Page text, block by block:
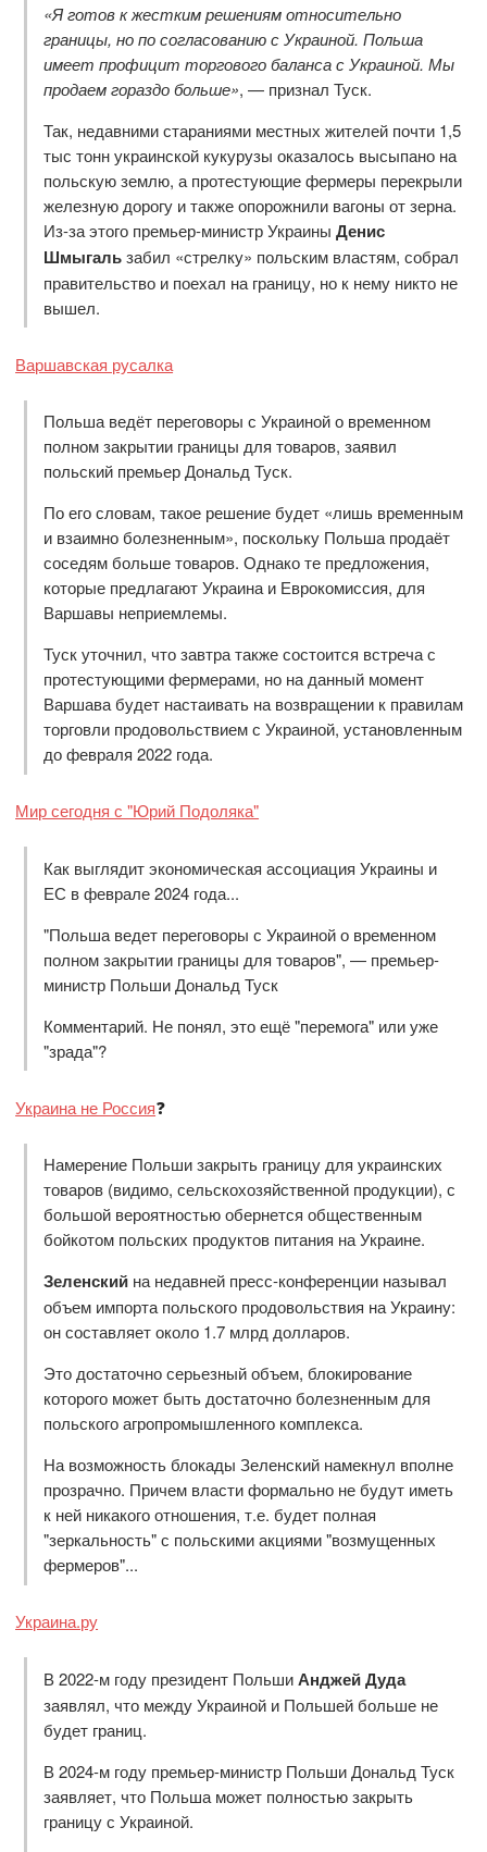
«Я готов к жестким решениям относительно
границы, но по согласованию с Украиной. Польша
имеет профицит торгового баланса с Украиной. Мы
продаем гораздо больше», — признал Туск.
Так, недавними стараниями местных жителей почти 1,5
тыс тонн украинской кукурузы оказалось высыпано на
польскую землю, а протестующие фермеры перекрыли
железную дорогу и также опорожнили вагоны от зерна.
Из-за этого премьер-министр Украины Денис
Шмыгальзабил «стрелку» польским властям, собрал
правительство и поехал на границу, но к нему никто не
вышел.
Варшавская русалка
Польша ведёт переговоры с Украиной о временном
полном закрытии границы для товаров, заявил
польский премьер Дональд Туск.
По его словам, такое решение будет «лишь временным
и взаимно болезненным», поскольку Польша продаёт
соседям больше товаров. Однако те предложения,
которые предлагают Украина и Еврокомиссия, для
Варшавы неприемлемы.
Туск уточнил, что завтра также состоится встреча с
протестующими фермерами, но на данный момент
Варшава будет настаивать на возвращении к правилам
торговли продовольствием с Украиной, установленным
до февраля 2022 года.
Мир сегодня с "Юрий Подоляка"
Как выглядит экономическая ассоциация Украины и
ЕС в феврале 2024 года...
"Польша ведет переговоры с Украиной о временном
полном закрытии границы для товаров", — премьер-
министр Польши Дональд Туск
Комментарий. Не понял, это ещё "перемога" или уже
"зрада"?
Украина не Россия❓
Намерение Польши закрыть границу для украинских
товаров (видимо, сельскохозяйственной продукции), с
большой вероятностью обернется общественным
бойкотом польских продуктов питания на Украине.
Зеленскийна недавней пресс-конференции называл
объем импорта польского продовольствия на Украину:
он составляет около 1.7 млрд долларов.
Это достаточно серьезный объем, блокирование
которого может быть достаточно болезненным для
польского агропромышленного комплекса.
На возможность блокады Зеленский намекнул вполне
прозрачно. Причем власти формально не будут иметь
к ней никакого отношения, т.е. будет полная
"зеркальность" с польскими акциями "возмущенных
фермеров"...
Украина.ру
В 2022-м году президент ПольшиАнджей Дуда
заявлял, что между Украиной и Польшей больше не
будет границ.
В 2024-м году премьер-министр Польши Дональд Туск
заявляет, что Польша может полностью закрыть
границу с Украиной.